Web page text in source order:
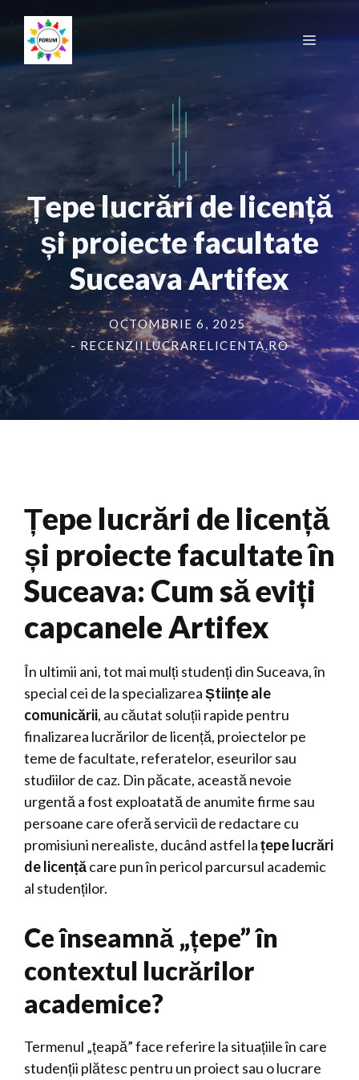
conținut
Meniu
Țepe lucrări de licență
și proiecte facultate
Suceava Artifex
OCTOMBRIE 6, 2025
- RECENZIILUCRARELICENTA.RO
Țepe lucrări de licență
și proiecte facultate în
Suceava: Cum să eviți
capcanele Artifex
În ultimii ani, tot mai mulți studenți din Suceava, în
special cei de la specializareaȘtiințe ale
comunicării, au căutat soluții rapide pentru
finalizarea lucrărilor de licență, proiectelor pe
teme de facultate, referatelor, eseurilor sau
studiilor de caz. Din păcate, această nevoie
urgentă a fost exploatată de anumite firme sau
persoane care oferă servicii de redactare cu
promisiuni nerealiste, ducând astfel lațepe lucrări
de licențăcare pun în pericol parcursul academic
al studenților.
Ce înseamnă „țepe” în
contextul lucrărilor
academice?
Termenul „țeapă” face referire la situațiile în care
studenții plătesc pentru un proiect sau o lucrare